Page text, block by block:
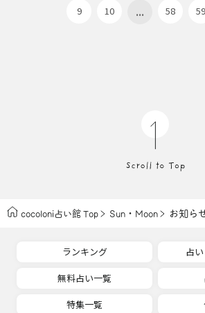
9 10 ... 58 59
cocoloni占い館 Top Sun ・ Moon お知ら
ランキング
占
無料占い一覧
特集一覧